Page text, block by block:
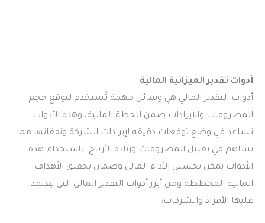
أدوات تقدير الميزانية المالية
أدوات التقدير المالي هي وسائل مهمة تُستخدم لتوقع حجم
المصروفات والإيرادات ضمن الخطة المالية، وهذه الأدوات
تساعد في وضع توقعات دقيقة لإيرادات الشركة ونفقاتها مما
يساهم في تقليل المصروفات وزيادة الأرباح. باستخدام هذه
الأدوات يمكن تحسين الأداء المالي وضمان تحقيق الأهداف
المالية المخططة ومن أبرز أدوات التقدير المالي التي يعتمد
عليها الأفراد والشركات: